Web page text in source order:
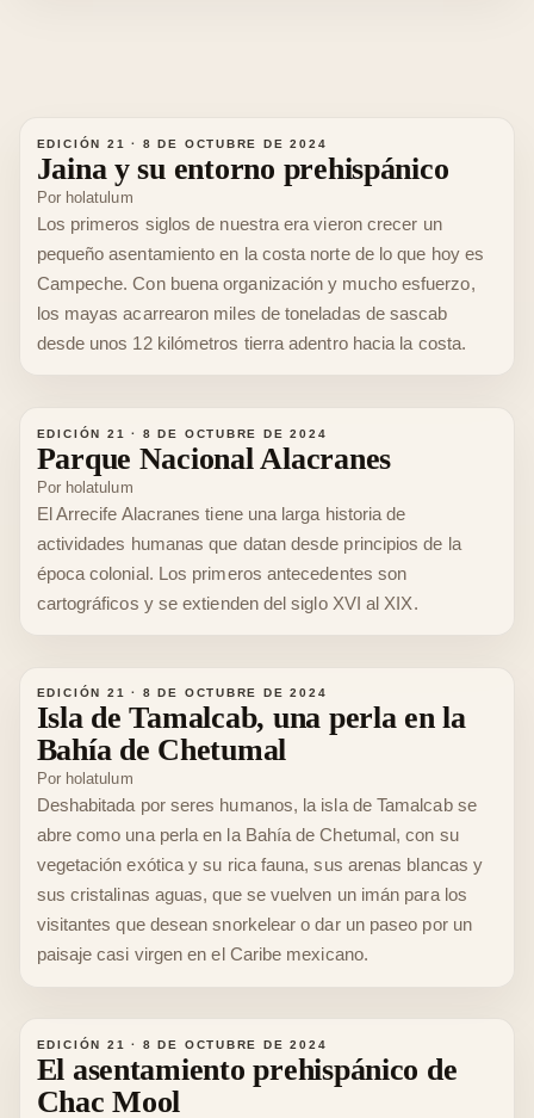
EDICIÓN 21 · 8 DE OCTUBRE DE 2024
Jaina y su entorno prehispánico
Por holatulum
Los primeros siglos de nuestra era vieron crecer un
pequeño asentamiento en la costa norte de lo que hoy es
Campeche. Con buena organización y mucho esfuerzo,
los mayas acarrearon miles de toneladas de sascab
desde unos 12 kilómetros tierra adentro hacia la costa.
EDICIÓN 21 · 8 DE OCTUBRE DE 2024
Parque Nacional Alacranes
Por holatulum
El Arrecife Alacranes tiene una larga historia de
actividades humanas que datan desde principios de la
época colonial. Los primeros antecedentes son
cartográficos y se extienden del siglo XVI al XIX.
EDICIÓN 21 · 8 DE OCTUBRE DE 2024
Isla de Tamalcab, una perla en la
Bahía de Chetumal
Por holatulum
Deshabitada por seres humanos, la isla de Tamalcab se
abre como una perla en la Bahía de Chetumal, con su
vegetación exótica y su rica fauna, sus arenas blancas y
sus cristalinas aguas, que se vuelven un imán para los
visitantes que desean snorkelear o dar un paseo por un
paisaje casi virgen en el Caribe mexicano.
EDICIÓN 21 · 8 DE OCTUBRE DE 2024
El asentamiento prehispánico de
Chac Mool